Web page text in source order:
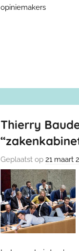
opiniemakers
Thierry
Geplaatst op21 maart